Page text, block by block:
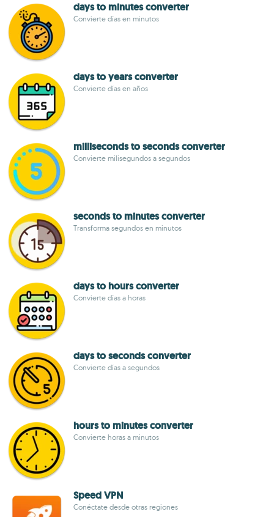
days to minutes converter
Convierte días en minutos
days to years converter
Convierte días en años
milliseconds to seconds converter
Convierte milisegundos a segundos
seconds to minutes converter
Transforma segundos en minutos
days to hours converter
Convierte días a horas
days to seconds converter
Convierte días a segundos
hours to minutes converter
Convierte horas a minutos
Speed VPN
Conéctate desde otras regiones